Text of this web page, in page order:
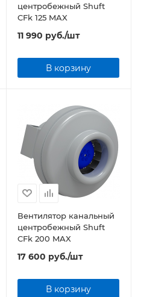
центробежный Shuft
CFk 125 MAX
11 990 руб./шт
В корзину
Вентилятор канальный
центробежный Shuft
CFk 200 MAX
17 600 руб./шт
В корзину